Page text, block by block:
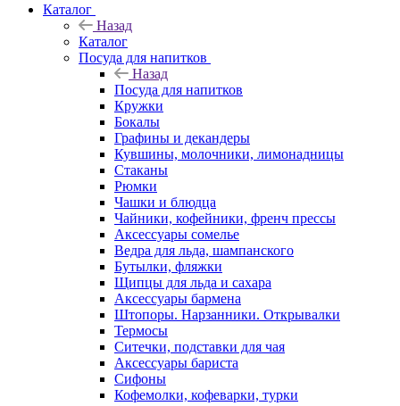
Каталог
Назад
Каталог
Посуда для напитков
Назад
Посуда для напитков
Кружки
Бокалы
Графины и декандеры
Кувшины, молочники, лимонадницы
Стаканы
Рюмки
Чашки и блюдца
Чайники, кофейники, френч прессы
Аксессуары сомелье
Ведра для льда, шампанского
Бутылки, фляжки
Щипцы для льда и сахара
Аксессуары бармена
Штопоры. Нарзанники. Открывалки
Термосы
Ситечки, подставки для чая
Аксессуары бариста
Сифоны
Кофемолки, кофеварки, турки